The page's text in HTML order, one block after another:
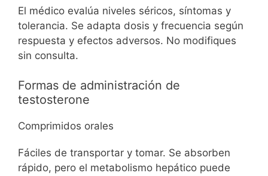
El médico evalúa niveles séricos, síntomas y
tolerancia. Se adapta dosis y frecuencia según
respuesta y efectos adversos. No modifiques
sin consulta.
Formas de administración de
testosterone
Comprimidos orales
Fáciles de transportar y tomar. Se absorben
rápido, pero el metabolismo hepático puede